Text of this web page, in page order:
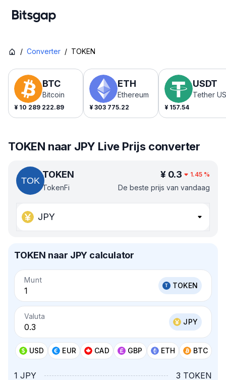
/ Converter / TOKEN
BTC
Bitcoin
¥ 10 289 222.89
ETH
Ethereum
¥ 303 775.22
USDT
Tether
¥ 157.54
TOKEN naar JPY Live Prijs converter
TOKEN
TokenFi
¥ 0.3 1.45 %
De beste prijs van vandaag
JPY
TOKEN naar JPY calculator
Munt
TOKEN
Valuta
JPY
USD EUR CAD GBP ETH BTC
1 JPY 3 TOKEN